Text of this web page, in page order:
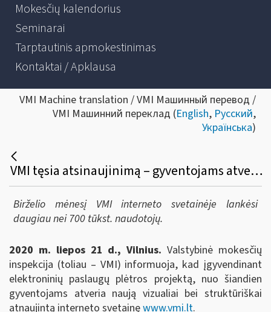
Mokesčių kalendorius
Seminarai
Tarptautinis apmokestinimas
Kontaktai / Apklausa
VMI Machine translation / VMI Машинный перевод /
VMI Машинний переклад (English, Русский,
Українська)
VMI tęsia atsinaujinimą – gyventojams atveriama nauja interneto svetainė
Birželio mėnesį VMI interneto svetainėje lankėsi
daugiau nei 700 tūkst. naudotojų.
2020 m. liepos 21 d., Vilnius.Valstybinė mokesčių
inspekcija (toliau – VMI) informuoja, kad įgyvendinant
elektroninių paslaugų plėtros projektą, nuo šiandien
gyventojams atveria naują vizualiai bei struktūriškai
atnaujintą interneto svetainęwww.vmi.lt.